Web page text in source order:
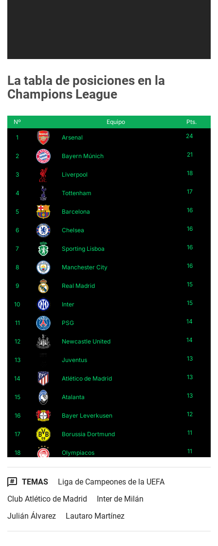
La tabla de posiciones en la
Champions League
TEMAS
Liga de Campeones de la UEFA
Club Atlético de Madrid
Inter de Milán
Julián Álvarez
Lautaro Martínez